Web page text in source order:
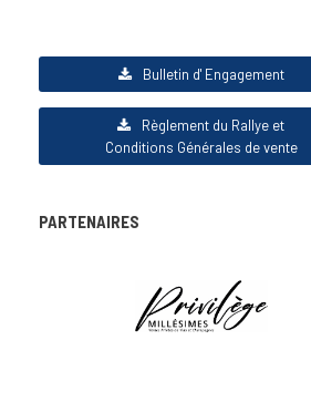
Bulletin d' Engagement
Règlement du Rallye et
Conditions Générales de vente
PARTENAIRES